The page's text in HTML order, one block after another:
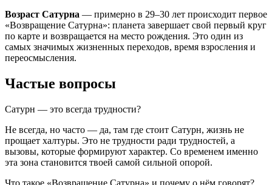
Возраст Сатурна — примерно в 29–30 лет происходит первое
«Возвращение Сатурна»: планета завершает свой первый круг
по карте и возвращается на место рождения. Это один из
самых значимых жизненных переходов, время взросления и
переосмысления.
Частые вопросы
Сатурн — это всегда трудности?
Не всегда, но часто — да, там где стоит Сатурн, жизнь не
прощает халтуры. Это не трудности ради трудностей, а
вызовы, которые формируют характер. Со временем именно
эта зона становится твоей самой сильной опорой.
Что такое «Возвращение Сатурна» и почему о нём говорят?